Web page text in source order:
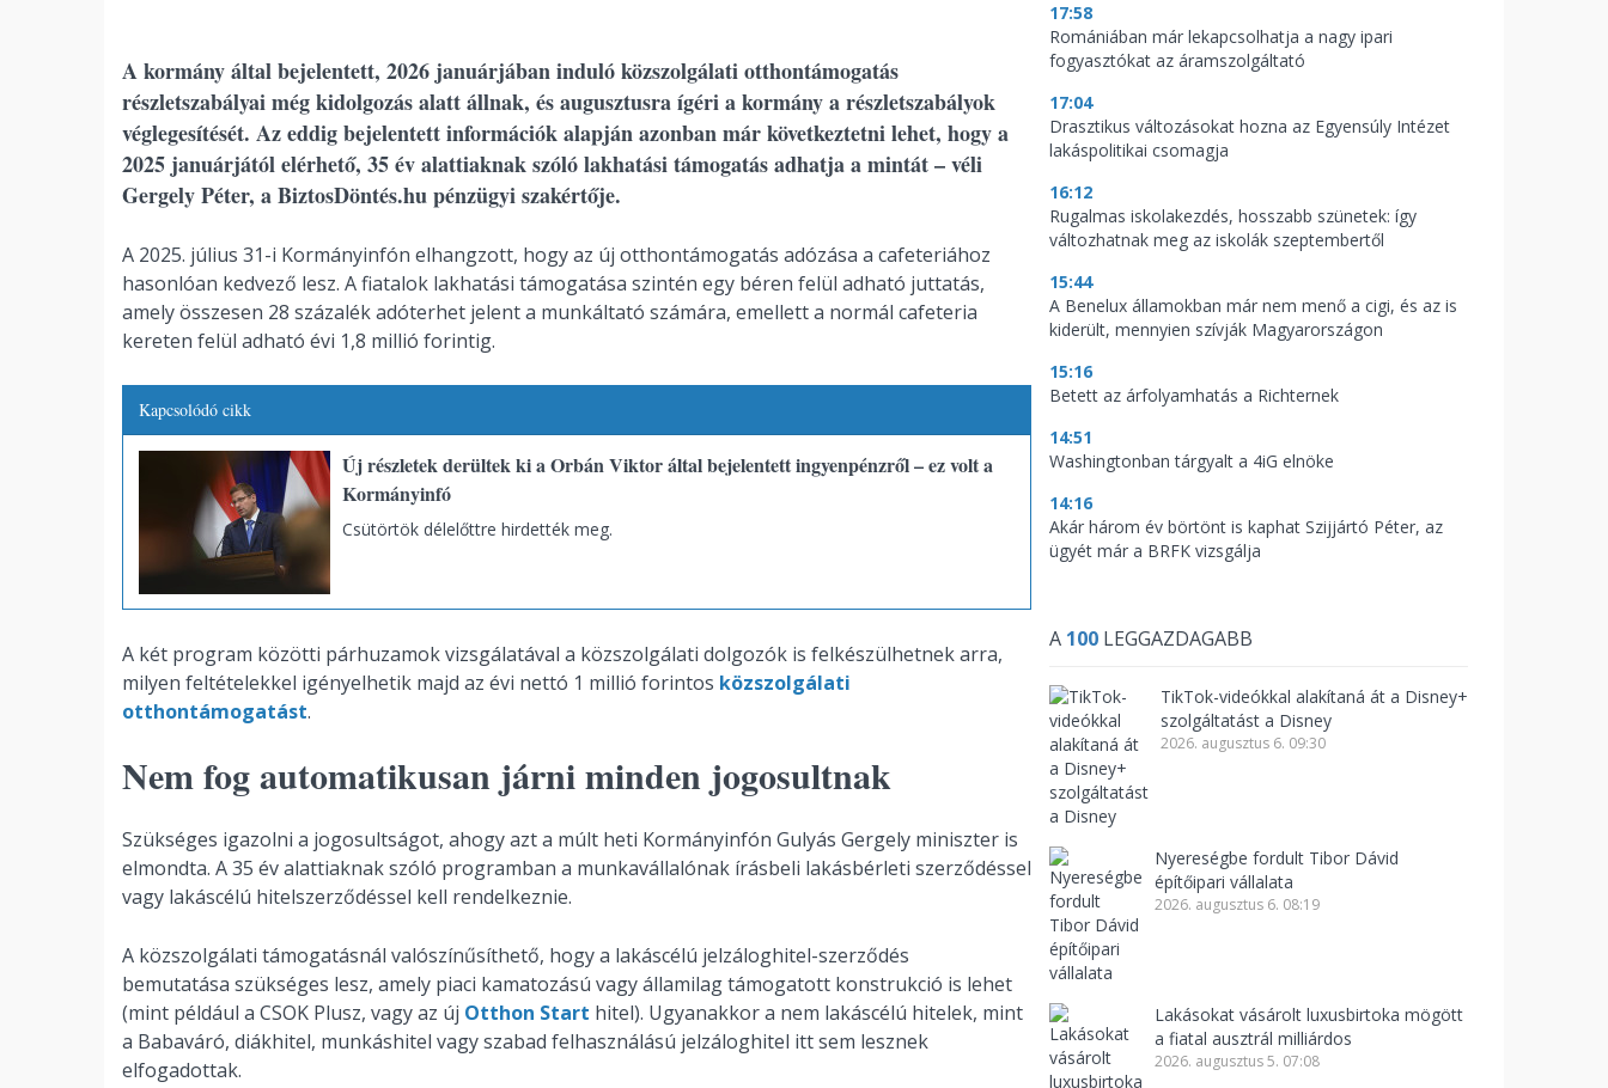
A kormány által bejelentett, 2026 januárjában induló közszolgálati otthontámogatás
részletszabályai még kidolgozás alatt állnak, és augusztusra ígéri a kormány a részletszabályok
véglegesítését. Az eddig bejelentett információk alapján azonban már következtetni lehet, hogy a
2025 januárjától elérhető, 35 év alattiaknak szóló lakhatási támogatás adhatja a mintát – véli
Gergely Péter, a BiztosDöntés.hu pénzügyi szakértője.
A 2025. július 31-i Kormányinfón elhangzott, hogy az új otthontámogatás adózása a cafeteriához
hasonlóan kedvező lesz. A fiatalok lakhatási támogatása szintén egy béren felül adható juttatás,
amely összesen 28 százalék adóterhet jelent a munkáltató számára, emellett a normál cafeteria
kereten felül adható évi 1,8 millió forintig.
Kapcsolódó cikk
Új részletek derültek ki a Orbán Viktor által bejelentett ingyenpénzről – ez volt a
Kormányinfó
Csütörtök délelőttre hirdették meg.
A két program közötti párhuzamok vizsgálatával a közszolgálati dolgozók is felkészülhetnek arra,
milyen feltételekkel igényelhetik majd az évi nettó 1 millió forintos közszolgálati
otthontámogatást.
Nem fog automatikusan járni minden jogosultnak
Szükséges igazolni a jogosultságot, ahogy azt a múlt heti Kormányinfón Gulyás Gergely miniszter is
elmondta. A 35 év alattiaknak szóló programban a munkavállalónak írásbeli lakásbérleti szerződéssel
vagy lakáscélú hitelszerződéssel kell rendelkeznie.
A közszolgálati támogatásnál valószínűsíthető, hogy a lakáscélú jelzáloghitel-szerződés
bemutatása szükséges lesz, amely piaci kamatozású vagy államilag támogatott konstrukció is lehet
(mint például a CSOK Plusz, vagy az új Otthon Start hitel). Ugyanakkor a nem lakáscélú hitelek, mint
a Babaváró, diákhitel, munkáshitel vagy szabad felhasználású jelzáloghitel itt sem lesznek
elfogadottak.
17:58
Romániában már lekapcsolhatja a nagy ipari
fogyasztókat az áramszolgáltató
17:04
Drasztikus változásokat hozna az Egyensúly Intézet
lakáspolitikai csomagja
16:12
Rugalmas iskolakezdés, hosszabb szünetek: így
változhatnak meg az iskolák szeptembertől
15:44
A Benelux államokban már nem menő a cigi, és az is
kiderült, mennyien szívják Magyarországon
15:16
Betett az árfolyamhatás a Richternek
14:51
Washingtonban tárgyalt a 4iG elnöke
14:16
Akár három év börtönt is kaphat Szijjártó Péter, az
ügyét már a BRFK vizsgálja
A 100 LEGGAZDAGABB
TikTok-videókkal alakítaná át a Disney+
szolgáltatást a Disney
2026. augusztus 6. 09:30
Nyereségbe fordult Tibor Dávid
építőipari vállalata
2026. augusztus 6. 08:19
Lakásokat vásárolt luxusbirtoka mögött
a fiatal ausztrál milliárdos
2026. augusztus 5. 07:08